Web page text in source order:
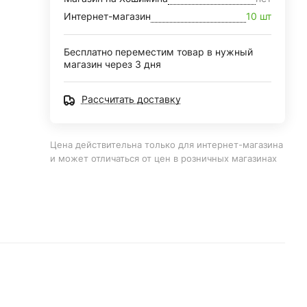
Интернет-магазин
10 шт
Бесплатно переместим товар в нужный
магазин через 3 дня
Рассчитать доставку
Цена действительна только для интернет-магазина
и может отличаться от цен в розничных магазинах